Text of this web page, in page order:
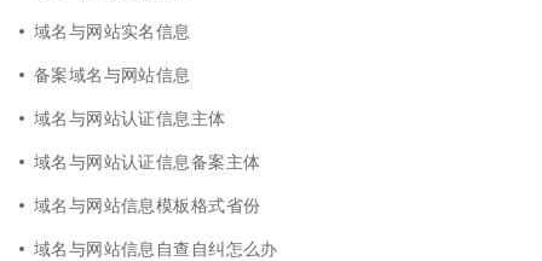
域名与网站实名信息
备案域名与网站信息
域名与网站认证信息主体
域名与网站认证信息备案主体
域名与网站信息模板格式省份
域名与网站信息自查自纠怎么办